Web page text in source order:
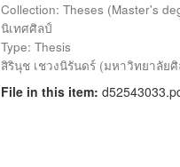
Collection: Theses (Master's
นิเทศศิลป์
Type: Thesis
สิรินุช เชวงนิรันดร์ (มหาวิทยาลัย
File in this item: